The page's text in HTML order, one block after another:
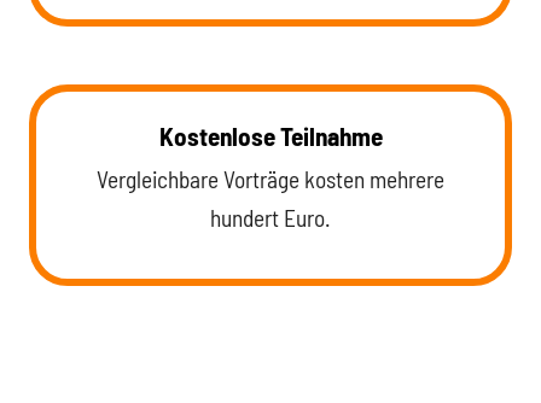
Kostenlose Teilnahme
Vergleichbare Vorträge kosten mehrere
hundert Euro.